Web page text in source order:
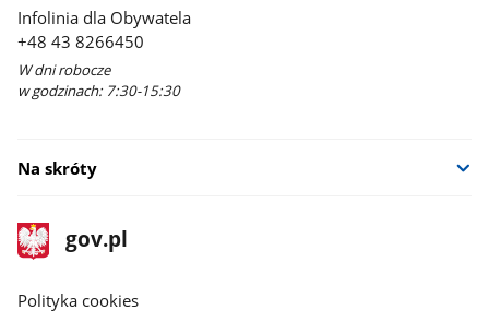
Infolinia dla Obywatela
+48 43 8266450
W dni robocze
w godzinach: 7:30-15:30
Na skróty
stopka
gov.pl
Strona
gov.pl
gov.pl
Polityka cookies